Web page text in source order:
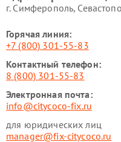
г. Симферополь,
Горячая линия:
+7 (800) 301-55-83
Контактный телефон:
8 (800) 301-55-83
Электронная почта:
info@citycoco-fix.ru
для юридических лиц
manager@fix-citycoco.ru